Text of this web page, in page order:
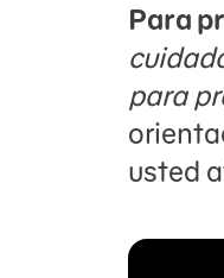
Para
para
usted